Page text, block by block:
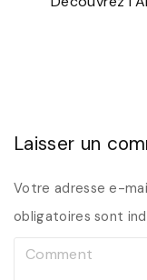
Laisser un
Votre adresse e-
obligatoires sont